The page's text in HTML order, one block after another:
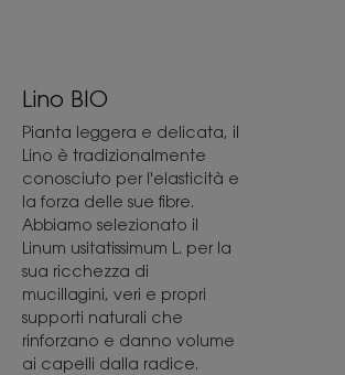
Lino BIO
Pianta leggera e delicata, il
Lino è tradizionalmente
conosciuto per l'elasticità e
la forza delle sue fibre.
Abbiamo selezionato il
Linum usitatissimum L. per la
sua ricchezza di
mucillagini, veri e propri
supporti naturali che
rinforzano e danno volume
ai capelli dalla radice.